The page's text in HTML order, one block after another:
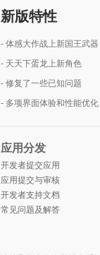
新版特性
- 体感大作战上新国王武器
- 天天下蛋龙上新角色
- 修复了一些已知问题
- 多项界面体验和性能优化
应用分发
开发者提交应用
应用提交与审核
开发者支持文档
常见问题及解答